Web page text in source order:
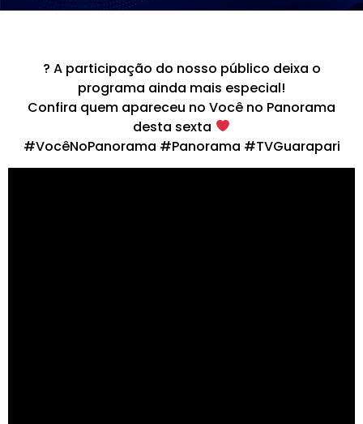
? A participação do nosso público deixa o
programa ainda mais especial!
Confira quem apareceu no Você no Panorama
desta sexta
#VocêNoPanorama #Panorama #TVGuarapari